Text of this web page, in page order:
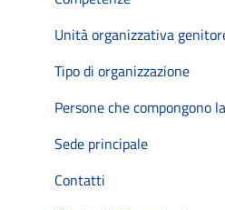
Unità organizzativa
Tipo di organizzazione
Persone che compongono
Sede principale
Contatti